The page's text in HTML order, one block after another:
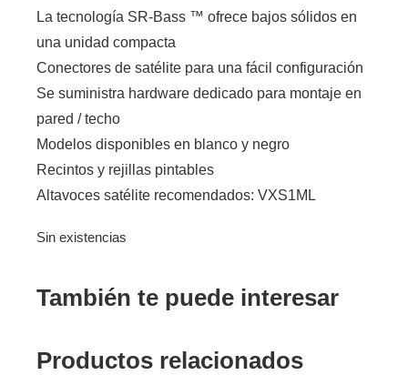
La tecnología SR-Bass ™ ofrece bajos sólidos en
una unidad compacta
Conectores de satélite para una fácil configuración
Se suministra hardware dedicado para montaje en
pared / techo
Modelos disponibles en blanco y negro
Recintos y rejillas pintables
Altavoces satélite recomendados: VXS1ML
Sin existencias
También te puede interesar
Productos relacionados